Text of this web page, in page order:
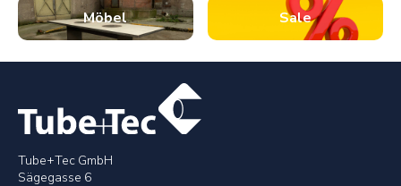
Möbel Sale
Tube+Tec GmbH
Sägegasse 6